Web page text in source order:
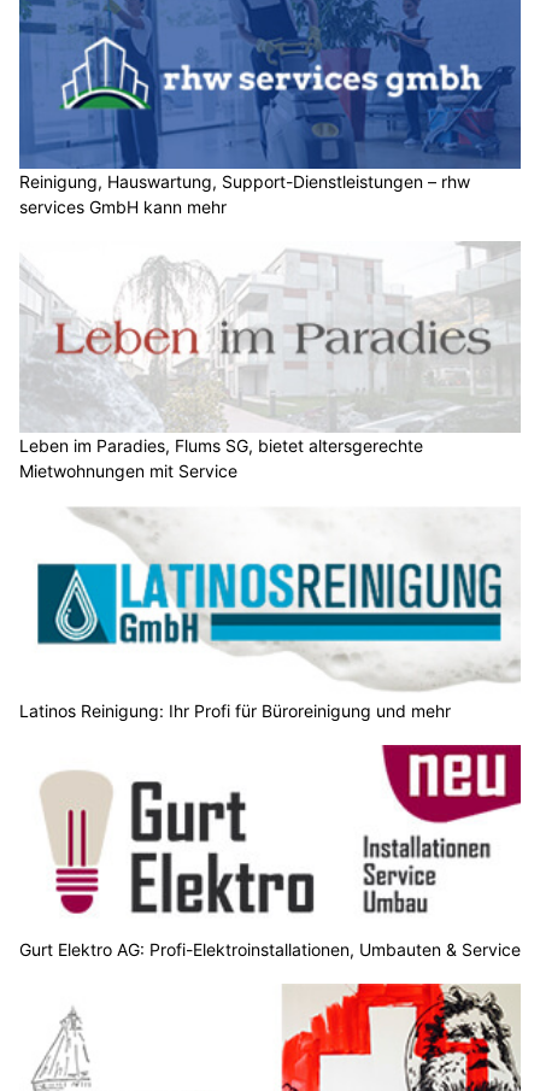
Reinigung, Hauswartung, Support-Dienstleistungen – rhw
services GmbH kann mehr
Leben im Paradies, Flums SG, bietet altersgerechte
Mietwohnungen mit Service
Latinos Reinigung: Ihr Profi für Büroreinigung und mehr
Gurt Elektro AG: Profi-Elektroinstallationen, Umbauten & Service